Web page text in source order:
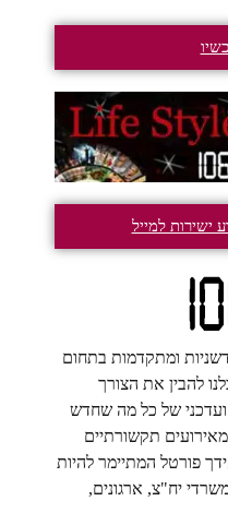
ישירות למייל
ומתקדמות בתחום
להבין את הצורך
ועדכני של כל מה שחדש
תקשורתיים
פורטל המתיימר להיות
יח"צ, ארגונים,